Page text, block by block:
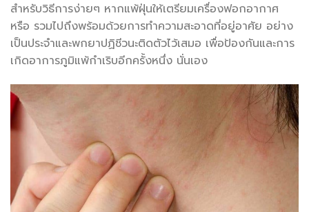
สำหรับวิธีการง่ายๆ หากแพ้ฝุ่นให้เตรียมเครื่องฟอกอากาศ
หรือ รวมไปถึงพร้อมด้วยการทำความสะอาดที่อยู่อาศัย อย่าง
เป็นประจำและพกยาปฏิชีวนะติดตัวไว้เสมอ เพื่อป้องกันและการ
เกิดอาการภูมิแพ้กำเริบอีกครั้งหนึ่ง นั่นเอง